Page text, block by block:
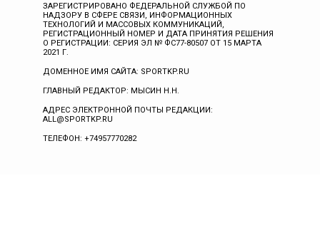
ЗАРЕГИСТРИРОВАНО ФЕДЕРАЛЬНОЙ СЛУЖБОЙ ПО
НАДЗОРУ В СФЕРЕ СВЯЗИ, ИНФОРМАЦИОННЫХ
ТЕХНОЛОГИЙ И МАССОВЫХ КОММУНИКАЦИЙ,
РЕГИСТРАЦИОННЫЙ НОМЕР И ДАТА ПРИНЯТИЯ РЕШЕНИЯ
О РЕГИСТРАЦИИ: СЕРИЯ ЭЛ № ФС77-80507 ОТ 15 МАРТА
2021 Г.
ДОМЕННОЕ ИМЯ САЙТА: SPORTKP.RU
ГЛАВНЫЙ РЕДАКТОР: МЫСИН Н.Н.
АДРЕС ЭЛЕКТРОННОЙ ПОЧТЫ РЕДАКЦИИ:
ALL@SPORTKP.RU
ТЕЛЕФОН: +74957770282